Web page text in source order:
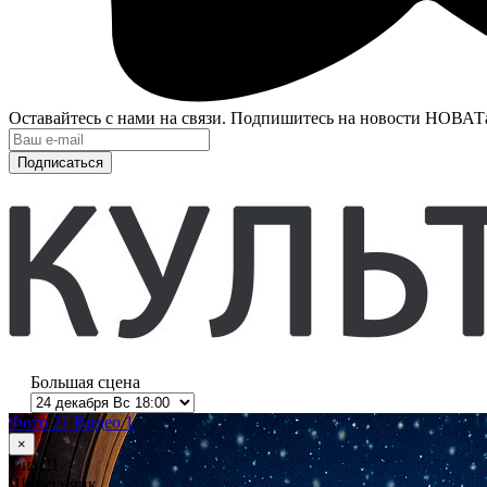
Оставайтесь с нами на связи. Подпишитесь на новости
Подписаться
Большая сцена
Фото 21 Видео 1
×
1из 21